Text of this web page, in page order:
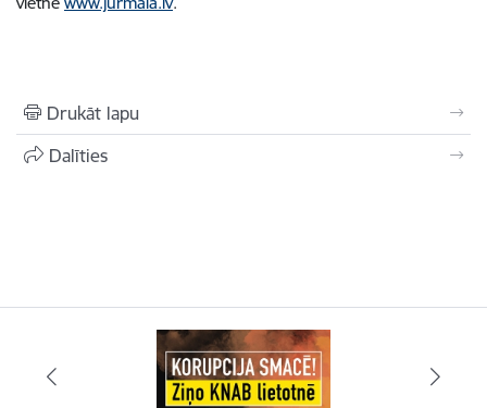
Drukāt lapu
Dalīties